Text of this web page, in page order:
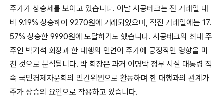
주가가 상승세를 보이고 있습니다. 이날 시공테크는 전 거래일 대
비 9.19% 상승하여 9270원에 거래되었으며, 직전 거래일에는 17.
57% 상승한 9990원에 도달하기도 했습니다. 시공테크의 최대 주
주인 박기석 회장과 한 대행의 인연이 주가에 긍정적인 영향을 미
친 것으로 분석됩니다. 박 회장은 과거 이명박 정부 시절 대통령 직
속 국민경제자문회의 민간위원으로 활동하며 한 대행과의 관계가
주가 상승의 요인으로 작용하고 있습니다.